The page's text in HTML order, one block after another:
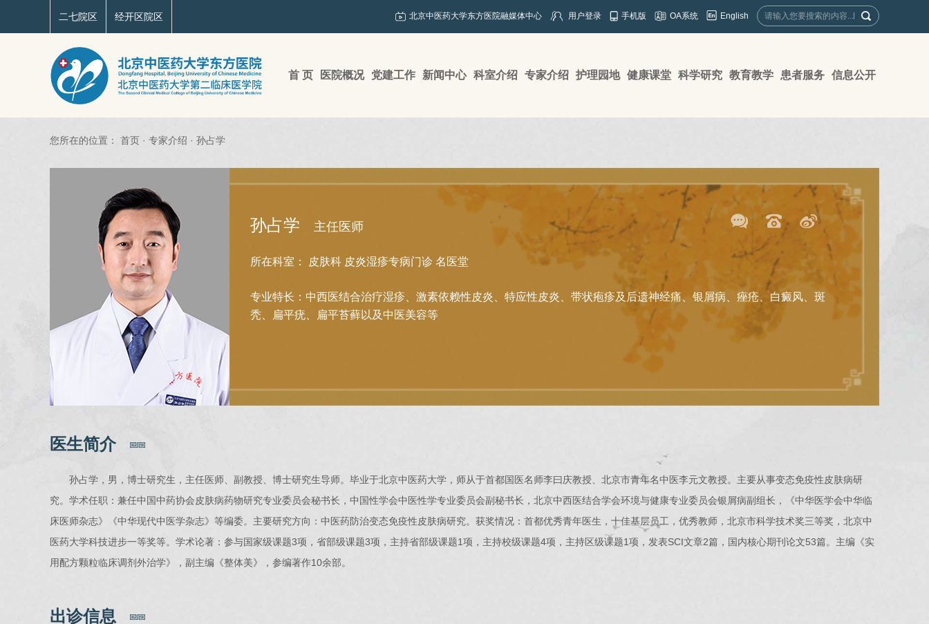
二七院区 经开区院区 北京中医药大学东方医院融媒体中心 用户登录 手机版 OA系统 English
首 页 医院概况 党建工作 新闻中心 科室介绍 专家介绍 护理园地 健康课堂 科学研究 教育教学 患者服务 信息公开
您所在的位置： 首页 · 专家介绍 · 孙占学
孙占学 主任医师
所在科室： 皮肤科 皮炎湿疹专病门诊 名医堂
专业特长：中西医结合治疗湿疹、激素依赖性皮炎、特应性皮炎、带状疱疹及后遗神经痛、银屑病、痤疮、白癜风、斑
秃、扁平疣、扁平苔藓以及中医美容等
医生简介
孙占学，男，博士研究生，主任医师、副教授、博士研究生导师。毕业于北京中医药大学，师从于首都国医名师李曰庆教授、北京市青年名中医李元文教授。主要从事变态免疫性皮肤病研
究。学术任职：兼任中国中药协会皮肤病药物研究专业委员会秘书长，中国性学会中医性学专业委员会副秘书长，北京中西医结合学会环境与健康专业委员会银屑病副组长，《中华医学会中华临
床医师杂志》《中华现代中医学杂志》等编委。主要研究方向：中医药防治变态免疫性皮肤病研究。获奖情况：首都优秀青年医生，十佳基层员工，优秀教师，北京市科学技术奖三等奖，北京中
医药大学科技进步一等奖等。学术论著：参与国家级课题3项，省部级课题3项，主持省部级课题1项，主持校级课题4项，主持区级课题1项，发表SCI文章2篇，国内核心期刊论文53篇。主编《实
用配方颗粒临床调剂外治学》，副主编《整体美》，参编著作10余部。
出诊信息